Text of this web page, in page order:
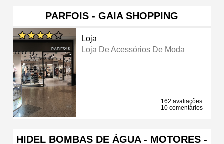
PARFOIS - GAIA SHOPPING
Loja
Loja De Acessórios De Moda
162 avaliações
10 comentários
HIDEL BOMBAS DE ÁGUA - MOTORES -